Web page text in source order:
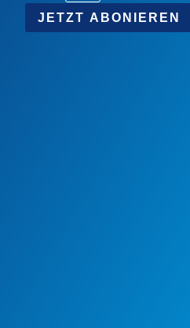
JETZT ABONIEREN